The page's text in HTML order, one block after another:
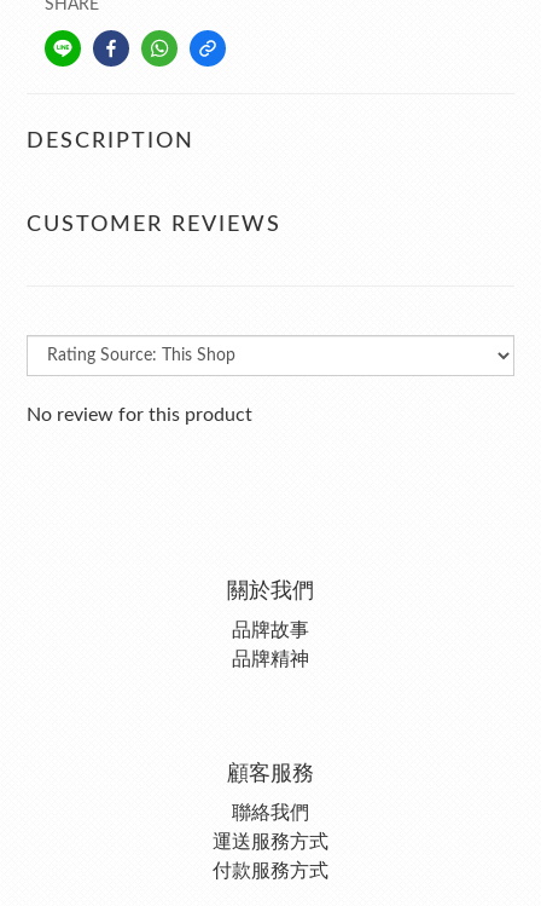
SHARE
DESCRIPTION
CUSTOMER REVIEWS
No review for this product
關於我們
品牌故事
品牌精神
顧客服務
聯絡我們
運送服務方式
付款服務方式